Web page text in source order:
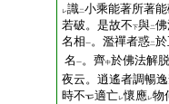
レ識二小乘能著所著
若破。是故不下與二
名相一。濫禪者惑二
名 一。齊中於佛法解
夜云。逍遙者調暢
時不
適亡レ懷應レ物